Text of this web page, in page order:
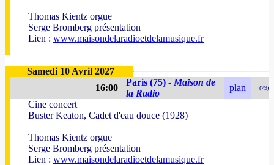
Thomas Kientz orgue
Serge Bromberg présentation
Lien : www.maisondelaradioetdelamusique.fr
Samedi 10 Avril 2027
16:00
Paris (75) - Maison de
la Radio
plan (79)
Cine concert
Buster Keaton, Cadet d'eau douce (1928)
Thomas Kientz orgue
Serge Bromberg présentation
Lien : www.maisondelaradioetdelamusique.fr